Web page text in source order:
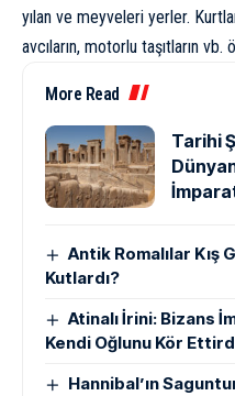
yılan ve meyveleri yerler.
avcıların, motorlu taşıtların
More Read
Tarihi
Antik Romalılar Kış
Kutlardı?
Atinalı İrini: Bizans
Kendi Oğlunu Kör
Hannibal’ın